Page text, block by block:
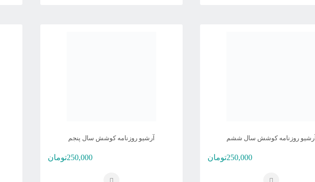
آرشیو روزنامه کوشش سال ششم
250,000تومان
آرشیو روزنامه کوشش سال پنجم
250,000تومان